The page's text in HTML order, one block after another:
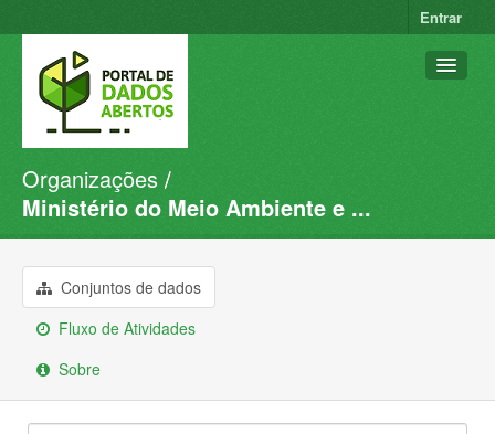
Entrar
Conjuntos de dados
Organizações
Sobre
Organizações
Ministério do Meio Ambiente e ...
Conjuntos de dados
Fluxo de Atividades
Sobre